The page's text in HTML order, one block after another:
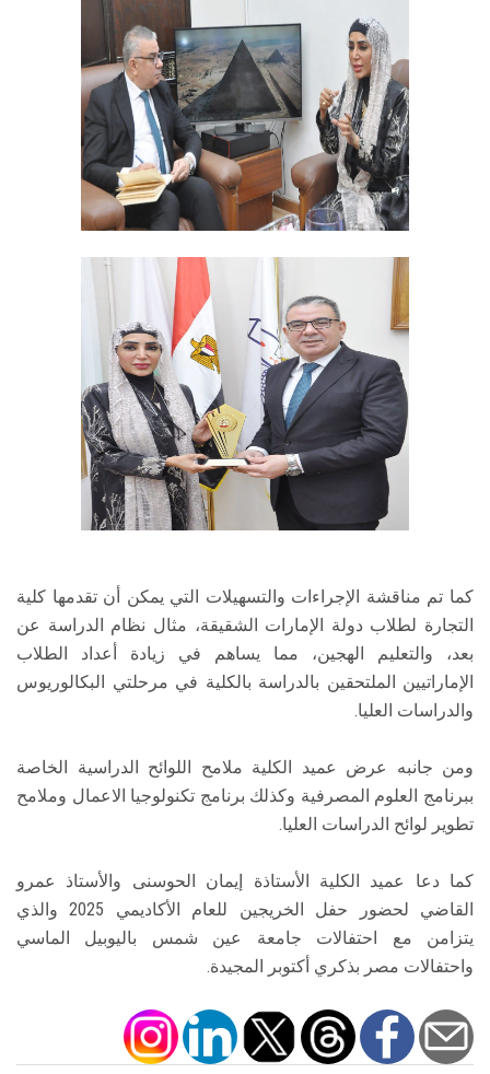
كما تم مناقشة الإجراءات والتسهيلات التي يمكن أن تقدمها كلية
التجارة لطلاب دولة الإمارات الشقيقة، مثال نظام الدراسة عن
بعد، والتعليم الهجين، مما يساهم في زيادة أعداد الطلاب
الإماراتيين الملتحقين بالدراسة بالكلية في مرحلتي البكالوريوس
والدراسات العليا.
ومن جانبه عرض عميد الكلية ملامح اللوائح الدراسية الخاصة
ببرنامج العلوم المصرفية وكذلك برنامج تكنولوجيا الاعمال وملامح
تطوير لوائح الدراسات العليا.
كما دعا عميد الكلية الأستاذة إيمان الحوسنى والأستاذ عمرو
القاضي لحضور حفل الخريجين للعام الأكاديمي 2025 والذي
يتزامن مع احتفالات جامعة عين شمس باليوبيل الماسي
واحتفالات مصر بذكري أكتوبر المجيدة.